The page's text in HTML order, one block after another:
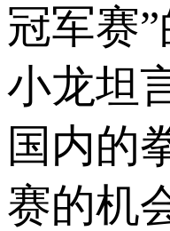
冠军赛
小龙坦
国内的
赛的机